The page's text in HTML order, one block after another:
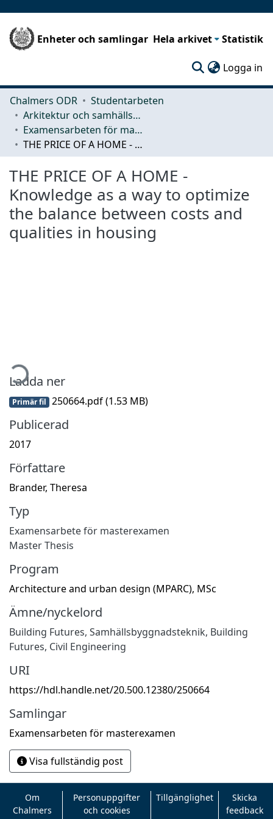
Enheter och samlingar Hela arkivet Statistik
Logga in
Chalmers ODR
Studentarbeten
Arkitektur och samhällsbyggnadsteknik (ACE)
Examensarbeten för masterexamen
THE PRICE OF A HOME - Knowledge as a way to optimize the balance between costs and qualities in housing
THE PRICE OF A HOME -
Knowledge as a way to optimize
the balance between costs and
qualities in housing
Ladda ner
Primär fil 250664.pdf(1.53 MB)
Publicerad
2017
Författare
Brander, Theresa
Typ
Examensarbete för masterexamen
Master Thesis
Program
Architecture and urban design (MPARC), MSc
Ämne/nyckelord
Building Futures, Samhällsbyggnadsteknik, Building
Futures, Civil Engineering
URI
https://hdl.handle.net/20.500.12380/250664
Samlingar
Examensarbeten för masterexamen
Visa fullständig post
Om
Chalmers
Personuppgifter
och cookies
Tillgänglighet
Skicka
feedback